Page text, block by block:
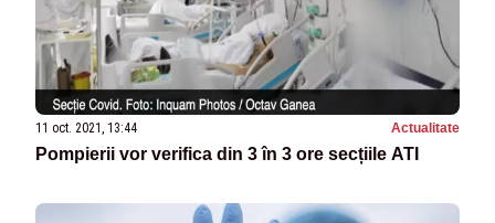
11 oct. 2021, 13:44 Actualitate
Pompierii vor verifica din 3 în 3 ore secțiile ATI